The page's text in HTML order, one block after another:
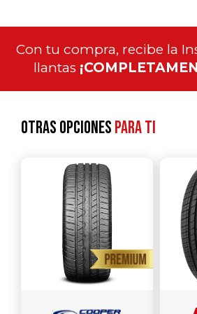
Con tu compra, recibe la
llantas
Otras opcionespara ti